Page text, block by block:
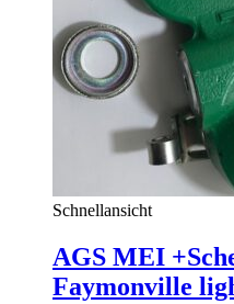
Schnellansicht
AGS MEI
Faymonville